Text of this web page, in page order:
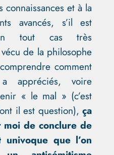
connaissances et à la
avancés, s’il est
tout cas très
de la philosophe
comment
appréciés, voire
« le mal » (c’est
il est question),ça
de conclure de
que l’on